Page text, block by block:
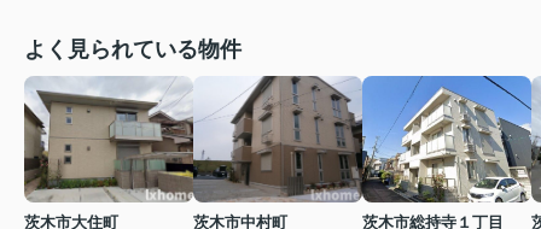
よく見られている物件
茨木市大住町
茨木市中村町
茨木市総持寺１丁目